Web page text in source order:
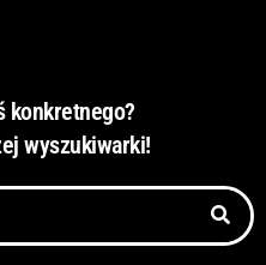
konkretnego?
wyszukiwarki!